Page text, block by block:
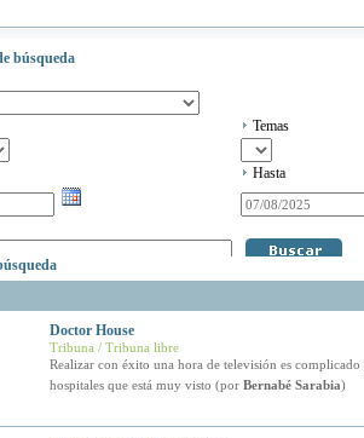
búsqueda
Temas
Hasta
Doctor House
Tribuna / Tribuna libre
Realizar con éxito una hora de televisión es
hospitales que está muy visto (por Bernabé Sarabia)